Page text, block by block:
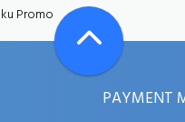
Promo
PAYMENT